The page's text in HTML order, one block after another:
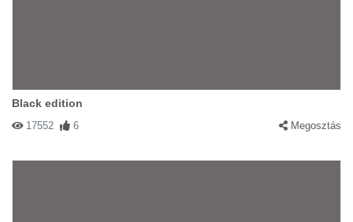
Black edition
17552 6 Megosztás